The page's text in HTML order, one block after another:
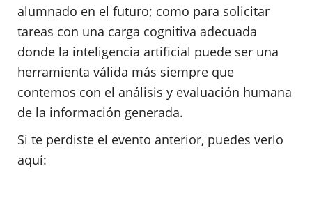
alumnado en el futuro; como para solicitar
tareas con una carga cognitiva adecuada
donde la inteligencia artificial puede ser una
herramienta válida más siempre que
contemos con el análisis y evaluación humana
de la información generada.
Si te perdiste el evento anterior, puedes verlo
aquí: